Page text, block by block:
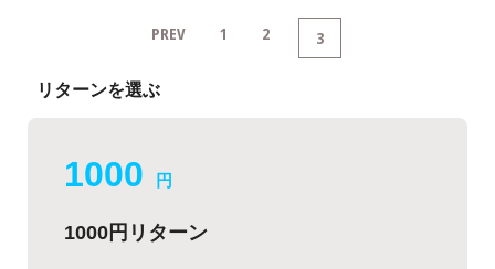
PREV 1 2 3
リターンを選ぶ
1000 円
1000円リターン